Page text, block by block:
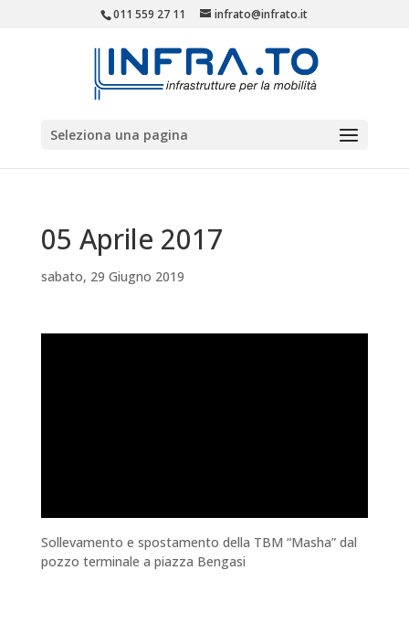
011 559 27 11 infrato@infrato.it
Seleziona una pagina
05 Aprile 2017
sabato, 29 Giugno 2019
Sollevamento e spostamento della TBM “Masha” dal
pozzo terminale a piazza Bengasi